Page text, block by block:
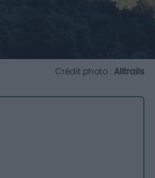
Crédit photo : Alltrails